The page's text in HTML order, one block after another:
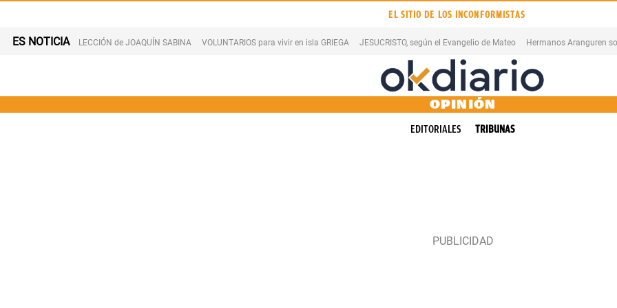
EL SITIO DE LOS INCONFORMISTAS
ES NOTICIA LECCIÓN de JOAQUÍN SABINA VOLUNTARIOS para vivir en isla GRIEGA JESUCRISTO, según el Evangelio de Mateo Hermanos Aranguren
OPINIÓN
EDITORIALES TRIBUNAS